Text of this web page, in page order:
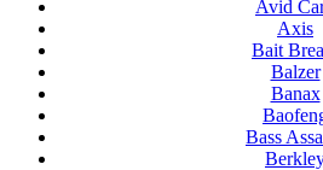
Avid
Axis
Bait
Balzer
Banax
Bass